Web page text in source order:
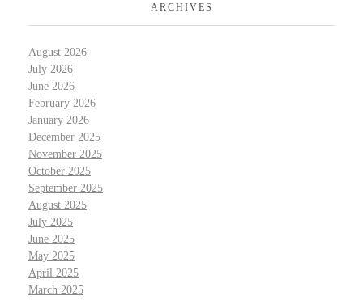
ARCHIVES
August 2026
July 2026
June 2026
February 2026
January 2026
December 2025
November 2025
October 2025
September 2025
August 2025
July 2025
June 2025
May 2025
April 2025
March 2025